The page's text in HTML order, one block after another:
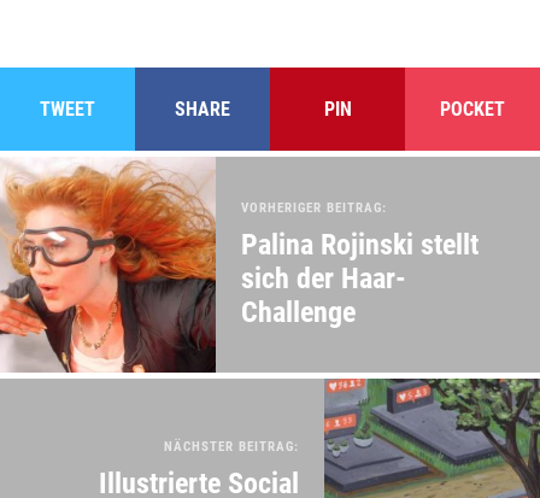
TWEET SHARE PIN POCKET
VORHERIGER BEITRAG:
Palina Rojinski stellt
sich der Haar-
Challenge
NÄCHSTER BEITRAG:
Illustrierte Social